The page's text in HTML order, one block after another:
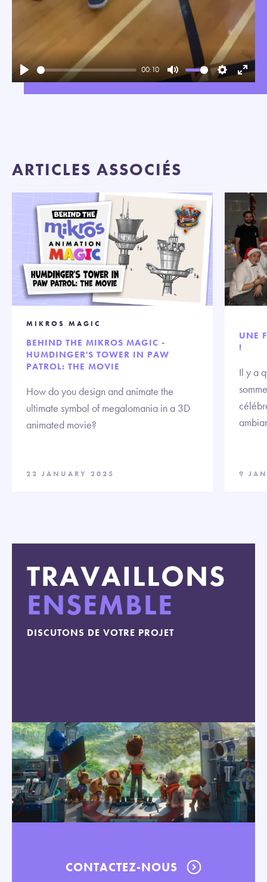
Play
00:10
Mute SettingsEnter
ARTICLES ASSOCIÉS
MIKROS MAGIC
BEHIND THE MIKROS MAGIC -
HUMDINGER'S TOWER IN PAW
PATROL: THE MOVIE
How do you design and animate the
ultimate symbol of megalomania in a 3D
animated movie?
22 JANUARY 2025
UNE
!
Il y a
9
TRAVAILLONS
ENSEMBLE
DISCUTONS DE VOTRE PROJET
CONTACTEZ-NOUS